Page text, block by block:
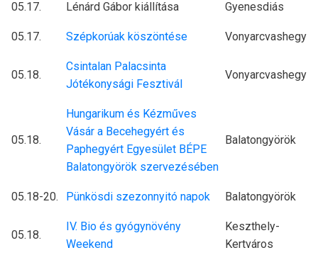
05.17. Lénárd Gábor kiállítása Gyenesdiás
05.17. Szépkorúak köszöntése Vonyarcvashegy
05.18.
Csintalan Palacsinta
Jótékonysági Fesztivál
Vonyarcvashegy
05.18.
Hungarikum és Kézműves
Vásár a Becehegyért és
Paphegyért Egyesület BÉPE
Balatongyörök szervezésében
Balatongyörök
05.18-20. Pünkösdi szezonnyitó napok Balatongyörök
05.18.
IV. Bio és gyógynövény
Weekend
Keszthely-
Kertváros